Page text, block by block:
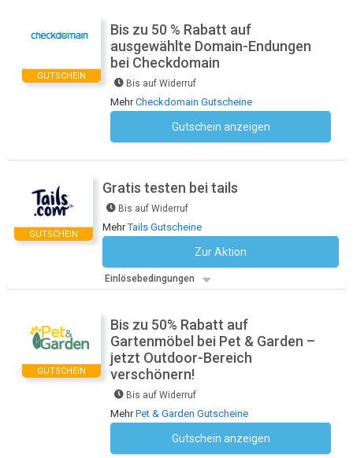
GUTSCHEIN
Bis zu 50 % Rabatt auf
ausgewählte Domain-Endungen
bei Checkdomain
Bis auf Widerruf
MehrCheckdomain Gutscheine
Gutschein anzeigen
GUTSCHEIN
Gratis testen bei tails
Bis auf Widerruf
MehrTails Gutscheine
Zur Aktion
Einlösebedingungen
GUTSCHEIN
Bis zu 50% Rabatt auf
Gartenmöbel bei Pet & Garden –
jetzt Outdoor-Bereich
verschönern!
Bis auf Widerruf
MehrPet & Garden Gutscheine
Gutschein anzeigen